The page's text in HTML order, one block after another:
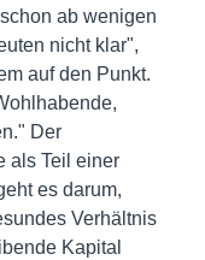
ab wenigen
nicht klar",
auf den Punkt.
Der
als Teil einer
es darum,
Verhältnis
Kapital